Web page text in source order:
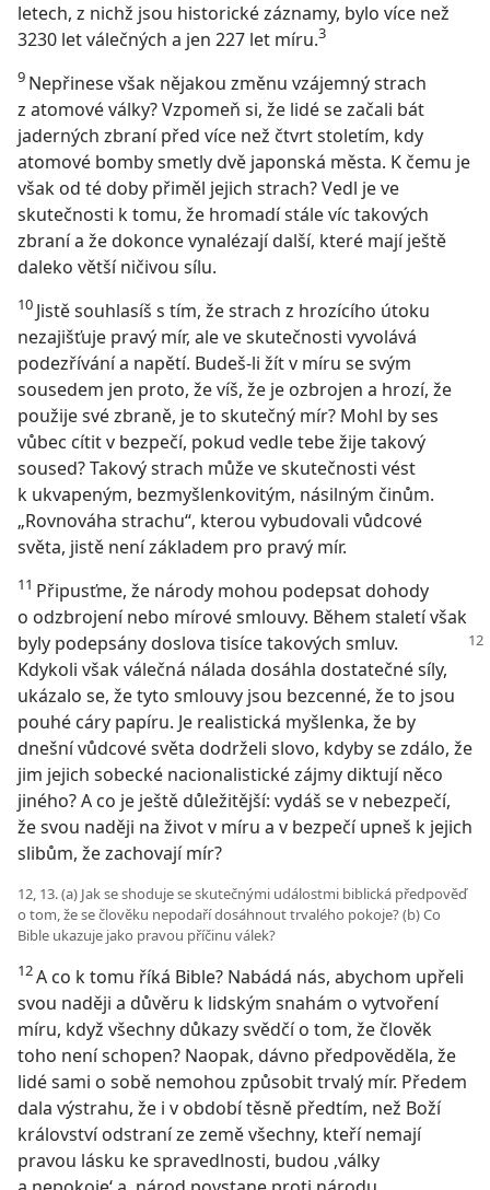
letech, z nichž jsou historické záznamy, bylo více než
3230 let válečných a jen 227 let míru.3
9 Nepřinese však nějakou změnu vzájemný strach
z atomové války? Vzpomeň si, že lidé se začali bát
jaderných zbraní před více než čtvrt stoletím, kdy
atomové bomby smetly dvě japonská města. K čemu je
však od té doby přiměl jejich strach? Vedl je ve
skutečnosti k tomu, že hromadí stále víc takových
zbraní a že dokonce vynalézají další, které mají ještě
daleko větší ničivou sílu.
10 Jistě souhlasíš s tím, že strach z hrozícího útoku
nezajišťuje pravý mír, ale ve skutečnosti vyvolává
podezřívání a napětí. Budeš-li žít v míru se svým
sousedem jen proto, že víš, že je ozbrojen a hrozí, že
použije své zbraně, je to skutečný mír? Mohl by ses
vůbec cítit v bezpečí, pokud vedle tebe žije takový
soused? Takový strach může ve skutečnosti vést
k ukvapeným, bezmyšlenkovitým, násilným činům.
„Rovnováha strachu“, kterou vybudovali vůdcové
světa, jistě není základem pro pravý mír.
11 Připusťme, že národy mohou podepsat dohody
o odzbrojení nebo mírové smlouvy. Během staletí však
byly podepsány doslova tisíce takových smluv.
Kdykoli však válečná nálada dosáhla dostatečné síly,
ukázalo se, že tyto smlouvy jsou bezcenné, že to jsou
pouhé cáry papíru. Je realistická myšlenka, že by
dnešní vůdcové světa dodrželi slovo, kdyby se zdálo, že
jim jejich sobecké nacionalistické zájmy diktují něco
jiného? A co je ještě důležitější: vydáš se v nebezpečí,
že svou naději na život v míru a v bezpečí upneš k jejich
slibům, že zachovají mír?
12, 13. (a) Jak se shoduje se skutečnými událostmi biblická předpověď
o tom, že se člověku nepodaří dosáhnout trvalého pokoje? (b) Co
Bible ukazuje jako pravou příčinu válek?
12A co k tomu říká Bible? Nabádá nás, abychom upřeli
svou naději a důvěru k lidským snahám o vytvoření
míru, když všechny důkazy svědčí o tom, že člověk
toho není schopen? Naopak, dávno předpověděla, že
lidé sami o sobě nemohou způsobit trvalý mír. Předem
dala výstrahu, že i v období těsně předtím, než Boží
království odstraní ze země všechny, kteří nemají
pravou lásku ke spravedlnosti, budou ,války